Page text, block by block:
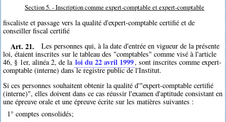
Section 5. - Inscription comme expert-comptable et expert-comptable
fiscaliste et passage vers la qualité d'expert-comptable certifié et de
conseiller fiscal certifié
Art. 21.
Les personnes qui, à la date d'entrée en vigueur de la présente
loi, étaient inscrites sur le tableau des "comptables" comme visé à l'article
46, § 1er, alinéa 2, de la loi du 22 avril 1999, sont inscrites comme expert-
comptable (interne) dans le registre public de l'Institut.
Si ces personnes souhaitent obtenir la qualité d'"expert-comptable certifié
(interne)", elles doivent dans ce cas réussir l'examen d'aptitude consistant en
une épreuve orale et une épreuve écrite sur les matières suivantes :
1° comptes consolidés;